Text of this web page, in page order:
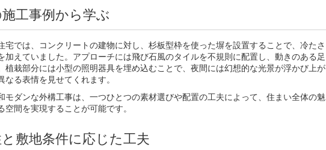
工事例から学ぶ
宅では、コンクリートの建物に対し、杉板型枠を使った塀を設置することで、冷たさ
加えていました。アプローチには飛び石風のタイルを不規則に配置し、動きのある足
植栽部分には小型の照明器具を埋め込むことで、夜間には幻想的な光景が浮かび上が
なる表情を見せてくれます。
モダンな外構工事は、一つひとつの素材選びや配置の工夫によって、住まい全体の魅
空間を実現することが可能です。
敷地条件に応じた工夫